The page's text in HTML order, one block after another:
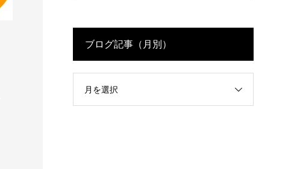
ブログ記事（月別）
月を選択